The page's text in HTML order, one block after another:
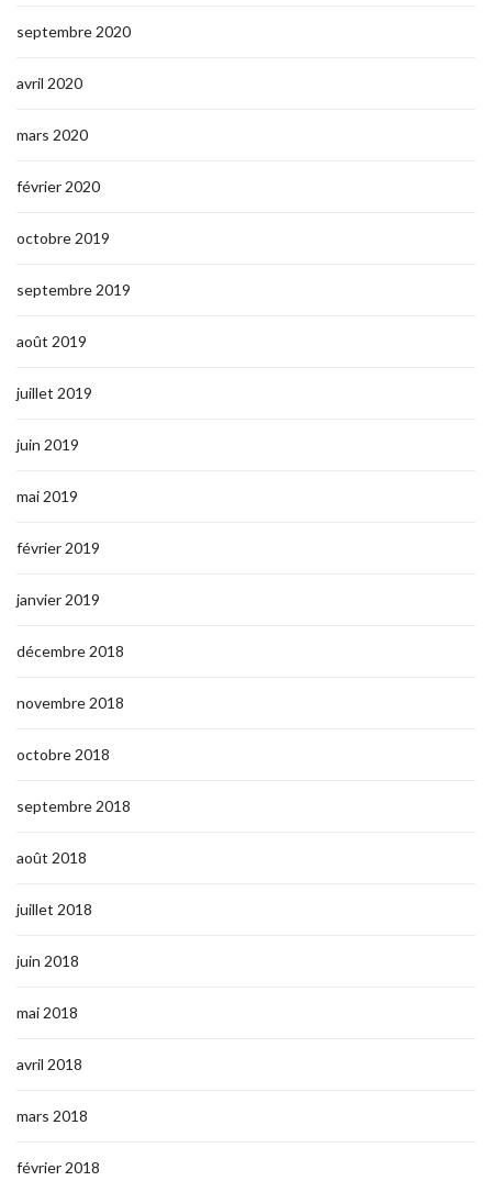
septembre 2020
avril 2020
mars 2020
février 2020
octobre 2019
septembre 2019
août 2019
juillet 2019
juin 2019
mai 2019
février 2019
janvier 2019
décembre 2018
novembre 2018
octobre 2018
septembre 2018
août 2018
juillet 2018
juin 2018
mai 2018
avril 2018
mars 2018
février 2018